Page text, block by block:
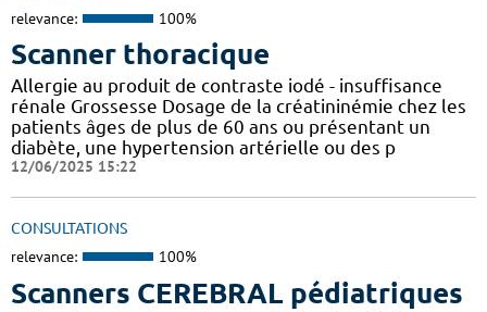
relevance: 100%
Scanner thoracique
Allergie au produit de contraste iodé - insuffisance
rénale Grossesse Dosage de la créatininémie chez les
patients âges de plus de 60 ans ou présentant un
diabète, une hypertension artérielle ou des p
12/06/2025 15:22
CONSULTATIONS
relevance: 100%
Scanners CEREBRAL pédiatriques